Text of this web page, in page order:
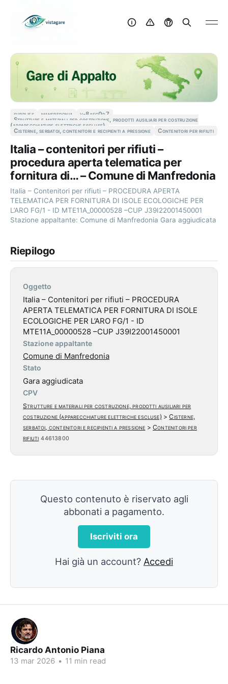
supplies manfredonia v-8aec0d7
Strutture e materiali per costruzione, prodotti ausiliari per costruzione
(apparecchiature elettriche escluse)
Cisterne, serbatoi, contenitori e recipienti a pressione Contenitori per rifiuti
Italia – contenitori per rifiuti –
procedura aperta telematica per
fornitura di… – Comune di Manfredonia
Italia – Contenitori per rifiuti – PROCEDURA APERTA
TELEMATICA PER FORNITURA DI ISOLE ECOLOGICHE PER
L’ARO FG/1 - ID MTE11A_00000528 –CUP J39I22001450001
Stazione appaltante: Comune di Manfredonia Gara aggiudicata
Riepilogo
Oggetto
Italia – Contenitori per rifiuti – PROCEDURA
APERTA TELEMATICA PER FORNITURA DI ISOLE
ECOLOGICHE PER L’ARO FG/1 - ID
MTE11A_00000528 –CUP J39I22001450001
Stazione appaltante
Comune di Manfredonia
Stato
Gara aggiudicata
CPV
Strutture e materiali per costruzione, prodotti ausiliari per
costruzione (apparecchiature elettriche escluse) >Cisterne,
serbatoi, contenitori e recipienti a pressione >Contenitori per
rifiuti 44613800
Questo contenuto è riservato agli
abbonati a pagamento.
Iscriviti ora
Hai già un account? Accedi
Ricardo Antonio Piana
13 mar 2026 • 11 min read